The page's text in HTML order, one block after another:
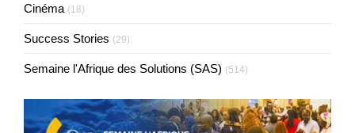
Cinéma (18)
Success Stories (29)
Semaine l'Afrique des Solutions (SAS) (514)